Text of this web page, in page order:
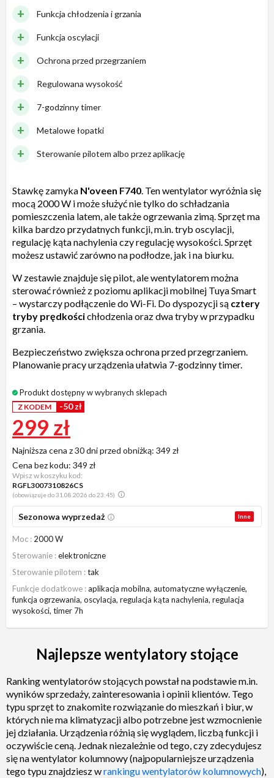
Funkcja chłodzenia i grzania
Funkcja oscylacji
Ochrona przed przegrzaniem
Regulowana wysokość
7-godzinny timer
Metalowe łopatki
Sterowanie pilotem albo przez aplikację
Stawkę zamyka N'oveen F740 . Ten wentylator wyróżnia się
mocą 2000 W i może służyć nie tylko do schładzania
pomieszczenia latem, ale także ogrzewania zimą. Sprzęt ma
kilka bardzo przydatnych funkcji, m.in. tryb oscylacji,
regulację kąta nachylenia czy regulację wysokości. Sprzęt
możesz ustawić zarówno na podłodze, jak i na biurku.
W zestawie znajduje się pilot, ale wentylatorem można
sterować również z poziomu aplikacji mobilnej Tuya Smart
– wystarczy podłączenie do Wi-Fi. Do dyspozycji są cztery
tryby prędkościchłodzenia oraz dwa tryby w przypadku
grzania.
Bezpieczeństwo zwiększa ochrona przed przegrzaniem.
Planowanie pracy urządzenia ułatwia 7-godzinny timer.
Produkt dostępny w wybranych sklepach
Z KODEM -50 zł
299 zł
Najniższa cena z 30 dni przed obniżką: 349 zł
Cena bez kodu: 349 zł
Wpisz w koszyku kod:
RGFL3007310826CS
(obowiązuje do 31.08.2026 do 23:45)
Inne
Sezonowa wyprzedaż
Moc
2000 W
Sterowanie elektroniczne
Sterowanie pilotem
tak
Funkcje dodatkowe aplikacja mobilna, automatyczne wyłączenie,
funkcja ogrzewania, oscylacja, regulacja kąta nachylenia, regulacja
wysokości, timer 7h
Najlepsze wentylatory stojące
Ranking wentylatorów stojących powstał na podstawie m.in.
wyników sprzedaży, zainteresowania i opinii klientów. Tego
typu sprzęt to znakomite rozwiązanie do mieszkań i biur, w
których nie ma klimatyzacji albo potrzebne jest wzmocnienie
jej działania. Urządzenia różnią się wyglądem, liczbą funkcji i
oczywiście ceną. Jednak niezależnie od tego, czy zdecydujesz
się na wentylator kolumnowy (najpopularniejsze urządzenia
tego typu znajdziesz wrankingu wentylatorów kolumnowych),